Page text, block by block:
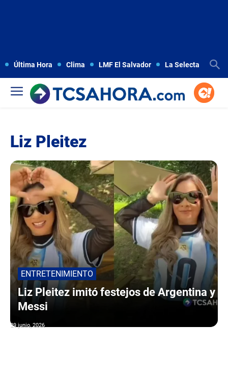
Última Hora Clima LMF El Salvador La Selecta
Liz Pleitez
ENTRETENIMIENTO
Liz Pleitez imitó festejos de Argentina y
Messi
29 junio, 2026